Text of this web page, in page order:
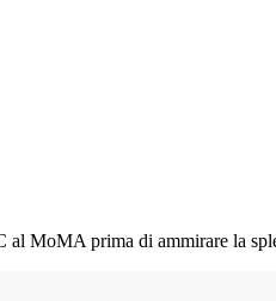
MoMA prima di ammirare la